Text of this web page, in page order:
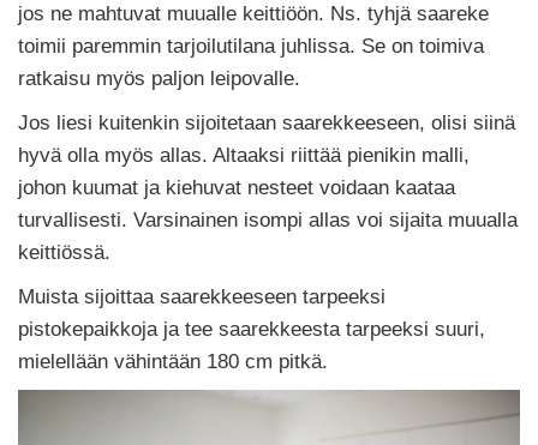
jos ne mahtuvat muualle keittiöön. Ns. tyhjä saareke
toimii paremmin tarjoilutilana juhlissa. Se on toimiva
ratkaisu myös paljon leipovalle.
Jos liesi kuitenkin sijoitetaan saarekkeeseen, olisi siinä
hyvä olla myös allas. Altaaksi riittää pienikin malli,
johon kuumat ja kiehuvat nesteet voidaan kaataa
turvallisesti. Varsinainen isompi allas voi sijaita muualla
keittiössä.
Muista sijoittaa saarekkeeseen tarpeeksi
pistokepaikkoja ja tee saarekkeesta tarpeeksi suuri,
mielellään vähintään 180 cm pitkä.